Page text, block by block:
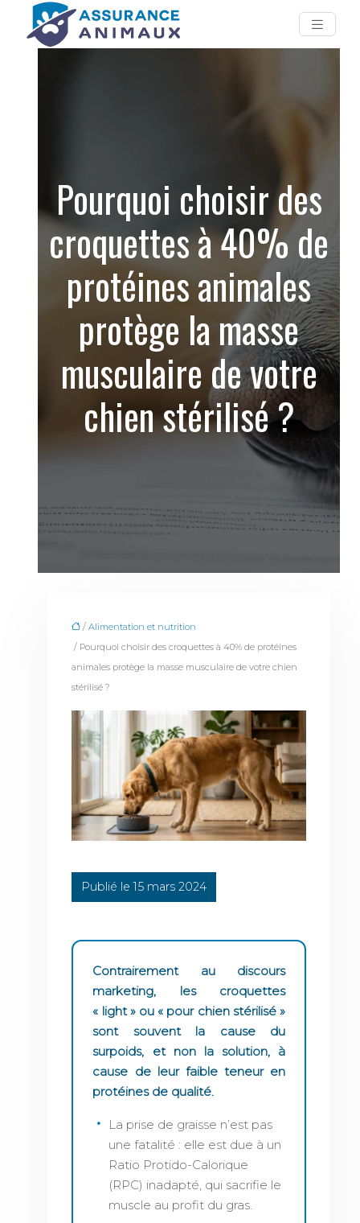
Pourquoi choisir des
croquettes à 40% de
protéines animales
protège la masse
musculaire de votre
chien stérilisé ?
/Alimentation et nutrition
/ Pourquoi choisir des croquettes à 40% de protéines
animales protège la masse musculaire de votre chien
stérilisé ?
Publié le 15 mars 2024
Contrairement au discours
marketing, les croquettes
« light » ou « pour chien stérilisé »
sont souvent la cause du
surpoids, et non la solution, à
cause de leur faible teneur en
protéines de qualité.
La prise de graisse n’est pas
une fatalité : elle est due à un
Ratio Protido-Calorique
(RPC) inadapté, qui sacrifie le
muscle au profit du gras.